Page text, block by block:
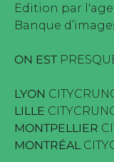
Edition par
Banque
ON EST
LYON
LILLE
MONTPELLIER
MONTRÉAL